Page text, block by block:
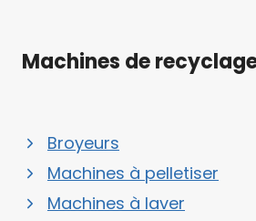
Machines de
Broyeurs
Machines à pelletiser
Machines à laver